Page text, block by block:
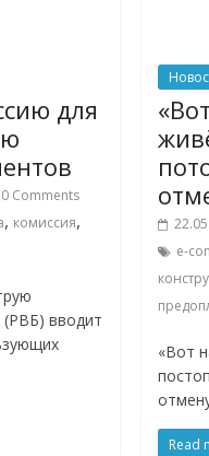
для
0 Comments
, комиссия,
(РВБ) вводит
e-
«Вот
Read